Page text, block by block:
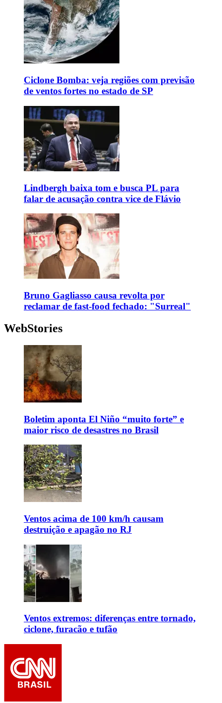
Ciclone Bomba: veja regiões com previsão
de ventos fortes no estado de SP
Lindbergh baixa tom e busca PL para
falar de acusação contra vice de Flávio
Bruno Gagliasso causa revolta por
reclamar de fast-food fechado: "Surreal"
WebStories
Boletim aponta El Niño “muito forte” e
maior risco de desastres no Brasil
Ventos acima de 100 km/h causam
destruição e apagão no RJ
Ventos extremos: diferenças entre tornado,
ciclone, furacão e tufão